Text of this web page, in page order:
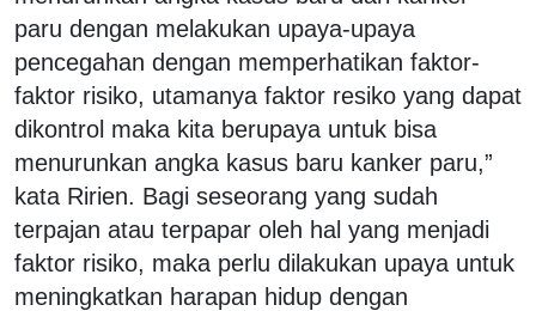
paru dengan melakukan upaya-upaya
pencegahan dengan memperhatikan faktor-
faktor risiko, utamanya faktor resiko yang dapat
dikontrol maka kita berupaya untuk bisa
menurunkan angka kasus baru kanker paru,”
kata Ririen. Bagi seseorang yang sudah
terpajan atau terpapar oleh hal yang menjadi
faktor risiko, maka perlu dilakukan upaya untuk
meningkatkan harapan hidup dengan